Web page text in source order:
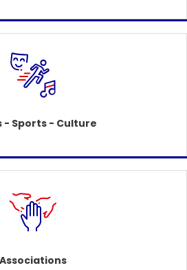
- Sports - Culture
Associations